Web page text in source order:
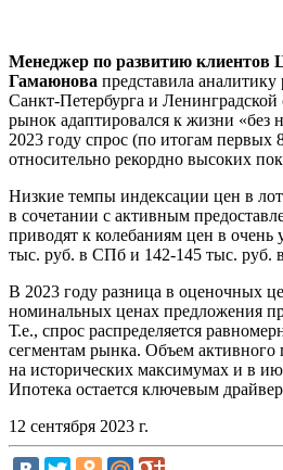
Менеджер по развитию
Гамаюнова представила
Санкт-Петербурга и
рынок адаптировался к жизни «без
2023 году спрос (по итогам первых
относительно рекордно высоких
Низкие темпы индексации цен в
в сочетании с активным
приводят к колебаниям цен в очень
тыс. руб. в СПб и 142-145 тыс. руб.
В 2023 году разница в оценочных
номинальных ценах предложения
Т.е., спрос распределяется
сегментам рынка. Объем активного
на исторических максимумах и в
Ипотека остается ключевым
12 сентября 2023 г.